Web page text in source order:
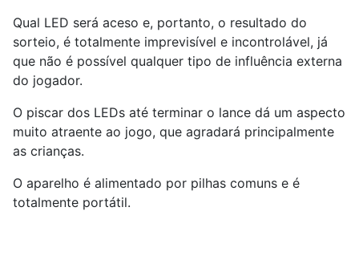
Qual LED será aceso e, portanto, o resultado do
sorteio, é totalmente imprevisível e incontrolável, já
que não é possível qualquer tipo de influência externa
do jogador.
O piscar dos LEDs até terminar o lance dá um aspecto
muito atraente ao jogo, que agradará principalmente
as crianças.
O aparelho é alimentado por pilhas comuns e é
totalmente portátil.